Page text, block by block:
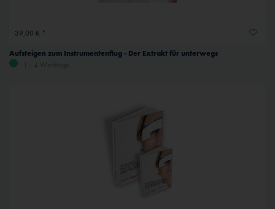
39,00 € *
Aufsteigen zum Instrumentenflug - Der Extrakt für unterwegs